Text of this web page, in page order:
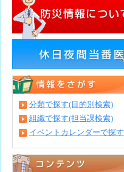
分類で探す(目的別検索)
組織で探す(担当課検索)
イベントカレンダーで探す